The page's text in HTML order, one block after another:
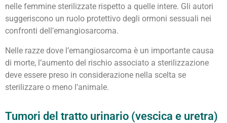
nelle femmine sterilizzate rispetto a quelle intere. Gli autori
suggeriscono un ruolo protettivo degli ormoni sessuali nei
confronti dell’emangiosarcoma.
Nelle razze dove l’emangiosarcoma è un importante causa
di morte, l’aumento del rischio associato a sterilizzazione
deve essere preso in considerazione nella scelta se
sterilizzare o meno l’animale.
Tumori del tratto urinario (vescica e uretra)